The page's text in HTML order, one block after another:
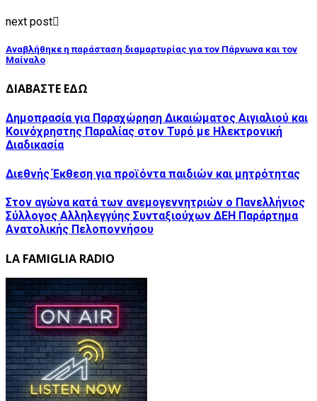
next post
Αναβλήθηκε η παράσταση διαμαρτυρίας για τον Πάρνωνα και τον
Μαίναλο
ΔΙΑΒΑΣΤΕ ΕΔΩ
Δημοπρασία για Παραχώρηση Δικαιώματος Αιγιαλιού και
Κοινόχρηστης Παραλίας στον Τυρό με Ηλεκτρονική
Διαδικασία
Διεθνής Έκθεση για προϊόντα παιδιών και μητρότητας
Στον αγώνα κατά των ανεμογεννητριών ο Πανελλήνιος
Σύλλογος Αλληλεγγύης Συνταξιούχων ΔΕΗ Παράρτημα
Ανατολικής Πελοποννήσου
LA FAMIGLIA RADIO